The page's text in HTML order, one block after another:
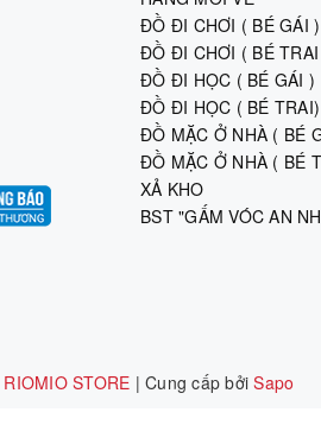
ĐỒ ĐI CHƠI ( BÉ GÁI )
ĐỒ ĐI CHƠI ( BÉ
ĐỒ ĐI HỌC ( BÉ GÁI )
ĐỒ ĐI HỌC ( BÉ TRAI)
ĐỒ MẶC Ở NHÀ ( BÉ
ĐỒ MẶC Ở NHÀ ( BÉ
XẢ KHO
BST "GẤM VÓC AN
RIOMIO STORE |Cung cấp bởiSapo